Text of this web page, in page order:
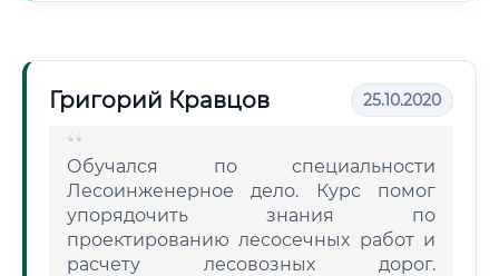
Григорий Кравцов 25.10.2020
Обучался по специальности
Лесоинженерное дело. Курс помог
упорядочить знания по
проектированию лесосечных работ и
расчету лесовозных дорог.